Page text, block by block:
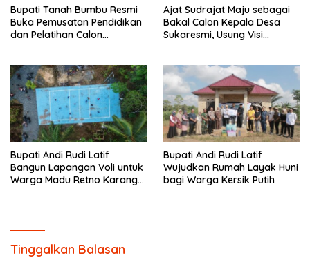
Bupati Tanah Bumbu Resmi
Buka Pemusatan Pendidikan
dan Pelatihan Calon
Ajat Sudrajat Maju sebagai
Bakal Calon Kepala Desa
Sukaresmi, Usung Visi
Bupati Andi Rudi Latif
Bangun Lapangan Voli untuk
Warga Madu Retno Karang
Bupati Andi Rudi Latif
Wujudkan Rumah Layak Huni
bagi Warga Kersik Putih
Tinggalkan Balasan